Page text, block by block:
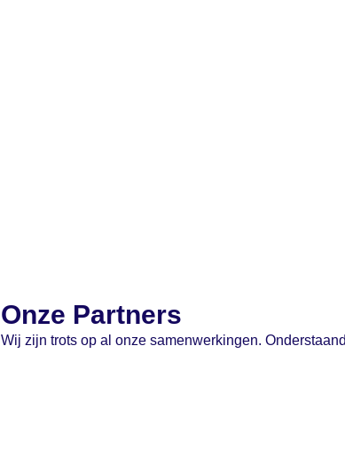
Onze Partners
Wij zijn trots op al onze samenwerkingen.